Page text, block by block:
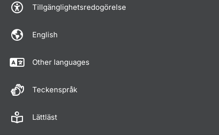
Tillgänglighetsredogörelse
English
Other languages
Teckenspråk
Lättläst